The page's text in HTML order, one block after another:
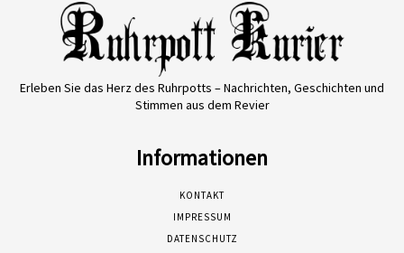
Erleben Sie das Herz des Ruhrpotts – Nachrichten, Geschichten und
Stimmen aus dem Revier
Informationen
KONTAKT
IMPRESSUM
DATENSCHUTZ